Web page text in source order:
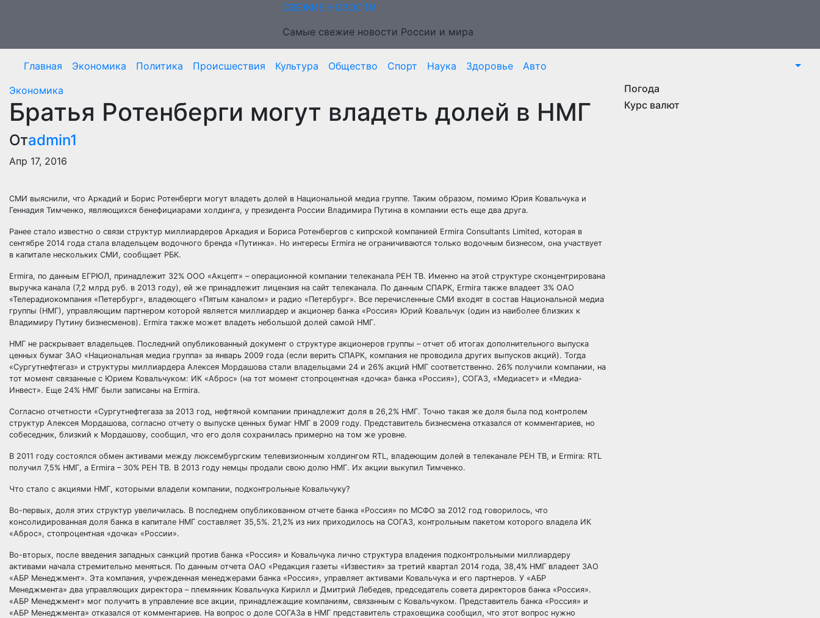
СВЕЖИЕ НОВОСТИ
Самые свежие новости России и мира
Главная Экономика Политика Происшествия Культура Общество Спорт Наука Здоровье
Авто
Экономика
Братья Ротенберги могут владеть долей в НМГ
Отadmin1
Апр 17, 2016
СМИ выяснили, что Аркадий и Борис Ротенберги могут владеть долей в Национальной медиа группе. Таким образом, помимо Юрия Ковальчука и
Геннадия Тимченко, являющихся бенефициарами холдинга, у президента России Владимира Путина в компании есть еще два друга.
Ранее стало известно о связи структур миллиардеров Аркадия и Бориса Ротенбергов с кипрской компанией Ermira Consultants Limited, которая в
сентябре 2014 года стала владельцем водочного бренда «Путинка». Но интересы Ermira не ограничиваются только водочным бизнесом, она участвует
в капитале нескольких СМИ, сообщает РБК.
Ermira, по данным ЕГРЮЛ, принадлежит 32% ООО «Акцепт» – операционной компании телеканала РЕН ТВ. Именно на этой структуре сконцентрирована
выручка канала (7,2 млрд руб. в 2013 году), ей же принадлежит лицензия на сайт телеканала. По данным СПАРК, Ermira также владеет 3% ОАО
«Телерадиокомпания «Петербург», владеющего «Пятым каналом» и радио «Петербург». Все перечисленные СМИ входят в состав Национальной медиа
группы (НМГ), управляющим партнером которой является миллиардер и акционер банка «Россия» Юрий Ковальчук (один из наиболее близких к
Владимиру Путину бизнесменов). Ermira также может владеть небольшой долей самой НМГ.
НМГ не раскрывает владельцев. Последний опубликованный документ о структуре акционеров группы – отчет об итогах дополнительного выпуска
ценных бумаг ЗАО «Национальная медиа группа» за январь 2009 года (если верить СПАРК, компания не проводила других выпусков акций). Тогда
«Сургутнефтегаз» и структуры миллиардера Алексея Мордашова стали владельцами 24 и 26% акций НМГ соответственно. 26% получили компании, на
тот момент связанные с Юрием Ковальчуком: ИК «Аброс» (на тот момент стопроцентная «дочка» банка «Россия»), СОГАЗ, «Медиасет» и «Медиа-
Инвест». Еще 24% НМГ были записаны на Ermira.
Согласно отчетности «Сургутнефтегаза за 2013 год, нефтяной компании принадлежит доля в 26,2% НМГ. Точно такая же доля была под контролем
структур Алексея Мордашова, согласно отчету о выпуске ценных бумаг НМГ в 2009 году. Представитель бизнесмена отказался от комментариев, но
собеседник, близкий к Мордашову, сообщил, что его доля сохранилась примерно на том же уровне.
В 2011 году состоялся обмен активами между люксембургским телевизионным холдингом RTL, владеющим долей в телеканале РЕН ТВ, и Ermira: RTL
получил 7,5% НМГ, а Ermira – 30% РЕН ТВ. В 2013 году немцы продали свою долю НМГ. Их акции выкупил Тимченко.
Что стало с акциями НМГ, которыми владели компании, подконтрольные Ковальчуку?
Во-первых, доля этих структур увеличилась. В последнем опубликованном отчете банка «Россия» по МСФО за 2012 год говорилось, что
консолидированная доля банка в капитале НМГ составляет 35,5%. 21,2% из них приходилось на СОГАЗ, контрольным пакетом которого владела ИК
«Аброс», стопроцентная «дочка» «России».
Во-вторых, после введения западных санкций против банка «Россия» и Ковальчука лично структура владения подконтрольными миллиардеру
активами начала стремительно меняться. По данным отчета ОАО «Редакция газеты «Известия» за третий квартал 2014 года, 38,4% НМГ владеет ЗАО
«АБР Менеджмент». Эта компания, учрежденная менеджерами банка «Россия», управляет активами Ковальчука и его партнеров. У «АБР
Менеджмента» два управляющих директора – племянник Ковальчука Кирилл и Дмитрий Лебедев, председатель совета директоров банка «Россия».
«АБР Менеджмент» мог получить в управление все акции, принадлежащие компаниям, связанным с Ковальчуком. Представитель банка «Россия» и
«АБР Менеджмента» отказался от комментариев. На вопрос о доле СОГАЗа в НМГ представитель страховщика сообщил, что этот вопрос нужно
Погода
Курс валют